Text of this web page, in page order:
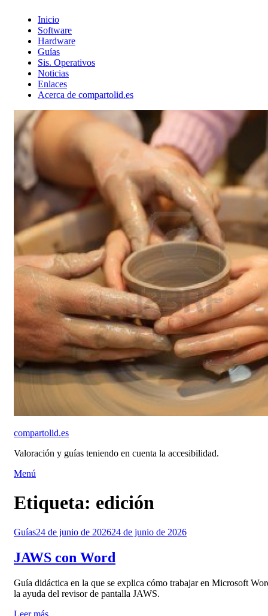
Inicio
Software
Hardware
Guías
Sis. Operativos
Noticias
Enlaces
Acerca de compartolid.es
compartolid.es
Valoración y guías teniendo en cuenta la accesibilidad.
Saltar
contenido
Menú
Etiqueta: edición
GuíasPublicado
24 de junio de 202624 de junio de 2026
JAWS con Word
Guía didáctica en la que se explica cómo trabajar en Microsoft
la ayuda del revisor de pantalla JAWS.
Leer más